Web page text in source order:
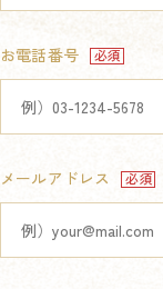
お電話番号
メールアドレス